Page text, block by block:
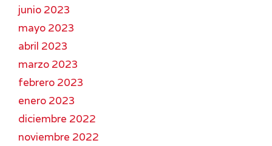
junio 2023
mayo 2023
abril 2023
marzo 2023
febrero 2023
enero 2023
diciembre 2022
noviembre 2022